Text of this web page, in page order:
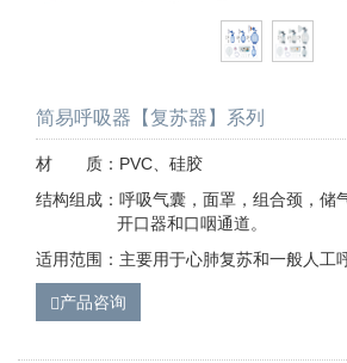
简易呼吸器【复苏器】系列
材 质：PVC、硅胶
结构组成：呼吸气囊，面罩，组合颈，储
开口器和口咽通道。
适用范围：主要用于心肺复苏和一般人工
产品咨询